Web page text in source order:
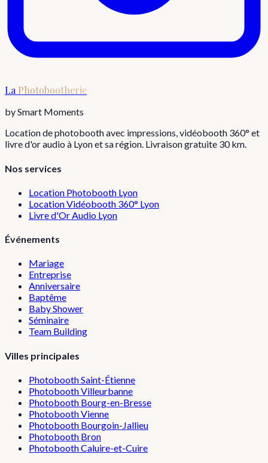
LaPhotobootherie
by Smart Moments
Location de photobooth avec impressions, vidéobooth 360° et
livre d'or audio à Lyon et sa région. Livraison gratuite 30 km.
Nos services
Location Photobooth Lyon
Location Vidéobooth 360° Lyon
Livre d'Or Audio Lyon
Événements
Mariage
Entreprise
Anniversaire
Baptême
Baby Shower
Séminaire
Team Building
Villes principales
PhotoboothSaint-Étienne
PhotoboothVilleurbanne
Photobooth Bourg-en-Bresse
PhotoboothVienne
Photobooth Bourgoin-Jallieu
Photobooth Bron
PhotoboothCaluire-et-Cuire